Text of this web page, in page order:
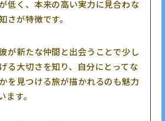
低く、本来の高い実力に見合わな
さが特徴です。
が新たな仲間と出会うことで少し
る大切さを知り、自分にとってな
を見つける旅が描かれるのも魅力
す。